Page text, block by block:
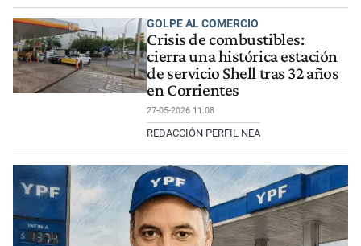
GOLPE AL COMERCIO
Crisis de combustibles:
cierra una histórica estación
de servicio Shell tras 32 años
en Corrientes
27-05-2026 11:08
REDACCIÓN PERFIL NEA